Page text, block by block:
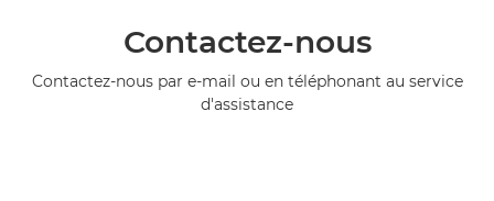
Contactez-nous
Contactez-nous par e-mail ou en téléphonant au service
d'assistance